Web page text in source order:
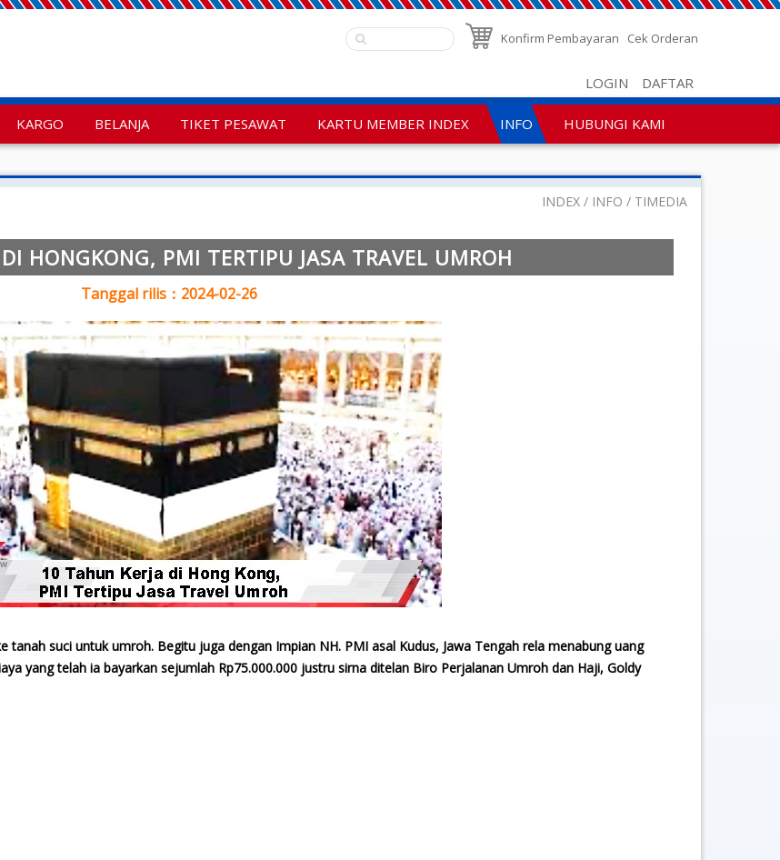
Konfirm Pembayaran Cek Orderan
LOGIN DAFTAR
KARGO BELANJA TIKET PESAWAT KARTU MEMBER INDEX INFO HUBUNGI KAMI
INDEX INFO TIMEDIA
HONGKONG, PMI TERTIPU JASA TRAVEL UMROH
Tanggal rilis：2024-02-26
suci untuk umroh. Begitu juga dengan Impian NH. PMI asal Kudus, Jawa Tengah rela menabung uang
yang telah ia bayarkan sejumlah Rp75.000.000 justru sirna ditelan Biro Perjalanan Umroh dan Haji, Goldy